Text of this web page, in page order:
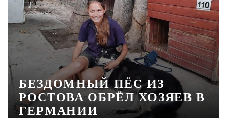
СТИЛЬ ЖИЗНИ
ХАЙП
ЧЕЛОВЕК ОСОБЕННЫЙ
КУЛЬТ ЕДЫ
АФИША
ЖУРНАЛ
БЕЗДОМНЫЙ ПЁС ИЗ
РОСТОВА ОБРЁЛ ХОЗЯЕВ В
ГЕРМАНИИ